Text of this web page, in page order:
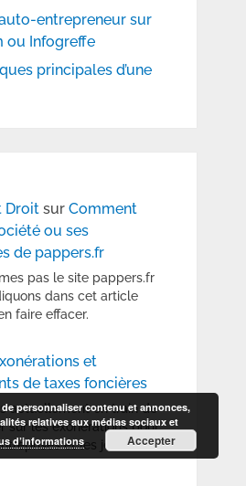
entrepreneur sur
ou Infogreffe
principales d’une
Droitsur Comment
ou ses
de pappers.fr
pas le site pappers.fr
dans cet article
faire effacer.
et
de taxes foncières
actuellement en train de
sur les exonérations pour
et les jeunes
personnaliser contenu et annonces,
relatives aux médias sociaux et
d’informations Accepter